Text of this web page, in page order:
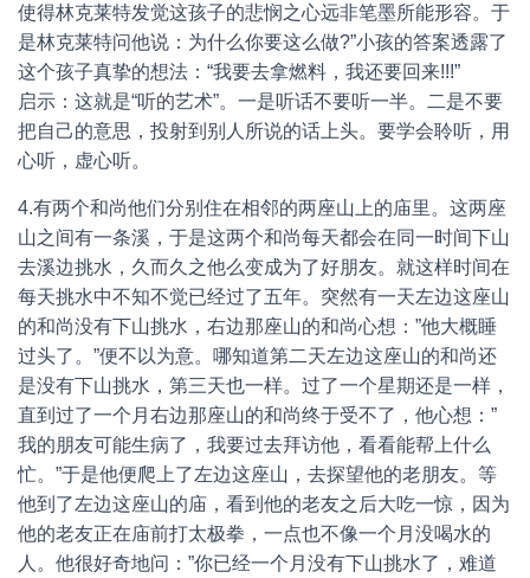
使得林克莱特发觉这孩子的悲悯之心远非笔墨所能形容。于
是林克莱特问他说：为什么你要这么做?”小孩的答案透露了
这个孩子真挚的想法：“我要去拿燃料，我还要回来!!!”
启示：这就是“听的艺术”。一是听话不要听一半。二是不要
把自己的意思，投射到别人所说的话上头。要学会聆听，用
心听，虚心听。
4.有两个和尚他们分别住在相邻的两座山上的庙里。这两座
山之间有一条溪，于是这两个和尚每天都会在同一时间下山
去溪边挑水，久而久之他么变成为了好朋友。就这样时间在
每天挑水中不知不觉已经过了五年。突然有一天左边这座山
的和尚没有下山挑水，右边那座山的和尚心想：”他大概睡
过头了。”便不以为意。哪知道第二天左边这座山的和尚还
是没有下山挑水，第三天也一样。过了一个星期还是一样，
直到过了一个月右边那座山的和尚终于受不了，他心想：”
我的朋友可能生病了，我要过去拜访他，看看能帮上什么
忙。”于是他便爬上了左边这座山，去探望他的老朋友。等
他到了左边这座山的庙，看到他的老友之后大吃一惊，因为
他的老友正在庙前打太极拳，一点也不像一个月没喝水的
人。他很好奇地问：”你已经一个月没有下山挑水了，难道